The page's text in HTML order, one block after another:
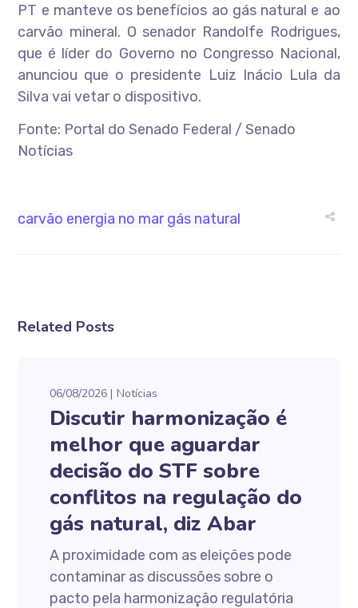
PT e manteve os benefícios ao gás natural e ao
carvão mineral. O senador Randolfe Rodrigues,
que é líder do Governo no Congresso Nacional,
anunciou que o presidente Luiz Inácio Lula da
Silva vai vetar o dispositivo.
Fonte: Portal do Senado Federal / Senado
Notícias
carvão energia no mar gás natural
Related Posts
06/08/2026 Notícias
Discutir harmonização é
melhor que aguardar
decisão do STF sobre
conflitos na regulação do
gás natural, diz Abar
A proximidade com as eleições pode
contaminar as discussões sobre o
pacto pela harmonização regulatória